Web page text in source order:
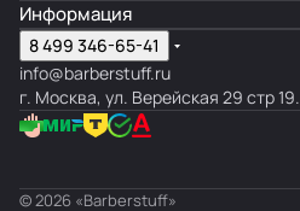
Информация
8 499 346-65-41
info@barberstuff.ru
г. Москва, ул. Верейская 29 стр 19.
© 2026 «Barberstuff»